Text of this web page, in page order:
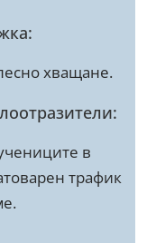
хващане.
в
трафик